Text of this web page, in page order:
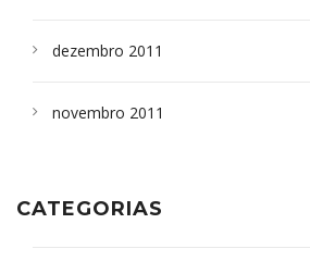
dezembro 2011
novembro 2011
CATEGORIAS